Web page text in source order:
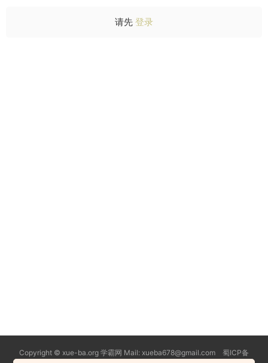
请先 登录
Copyright © xue-ba.org 学霸网 Mail: xueba678@gmail.com 蜀ICP备